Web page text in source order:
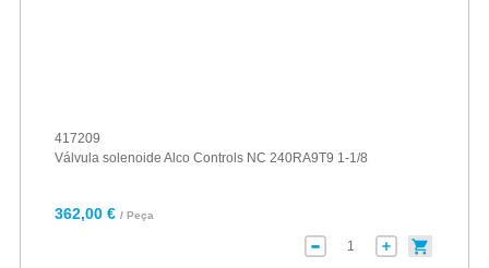
417209
Válvula solenoide Alco Controls NC 240RA9T9 1-1/8
362,00 € / Peça